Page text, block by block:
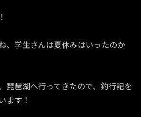
、学生さんは夏休みはいったのか
琵琶湖へ行ってきたので、釣行記を
ます！